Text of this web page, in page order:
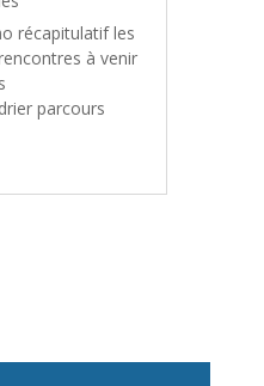
récapitulatif les
à venir
parcours